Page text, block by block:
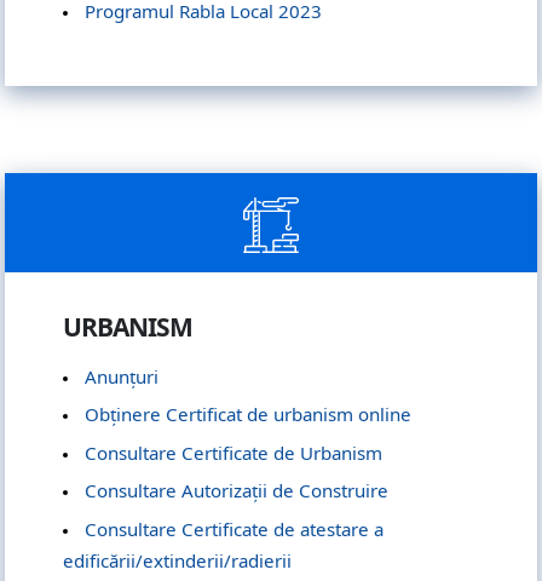
Programul Rabla Local 2023
URBANISM
Anunțuri
Obținere Certificat de urbanism online
Consultare Certificate de Urbanism
Consultare Autorizații de Construire
Consultare Certificate de atestare a
edificării/extinderii/radierii